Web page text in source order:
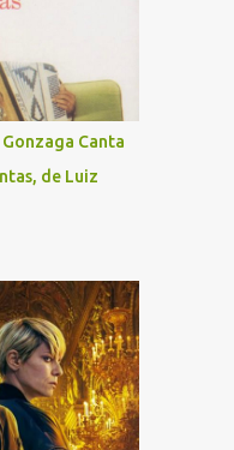
Canta
de Luiz